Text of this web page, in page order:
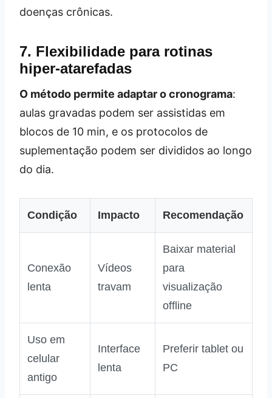
doenças crônicas.
7. Flexibilidade para rotinas
hiper‑atarefadas
O método permite adaptar o cronograma:
aulas gravadas podem ser assistidas em
blocos de 10 min, e os protocolos de
suplementação podem ser divididos ao longo
do dia.
Condição Impacto Recomendação
Conexão
lenta
Vídeos
travam
Baixar material
para
visualização
offline
Uso em
celular
antigo
Interface
lenta
Preferir tablet ou
PC